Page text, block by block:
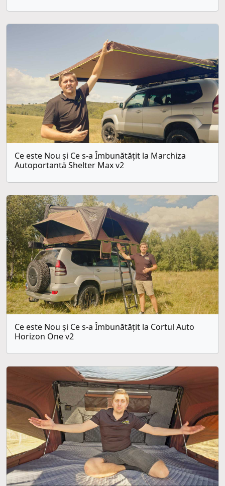
Ce este Nou și Ce s-a Îmbunătățit la Marchiza
Autoportantă Shelter Max v2
Ce este Nou și Ce s-a Îmbunătățit la Cortul Auto
Horizon One v2